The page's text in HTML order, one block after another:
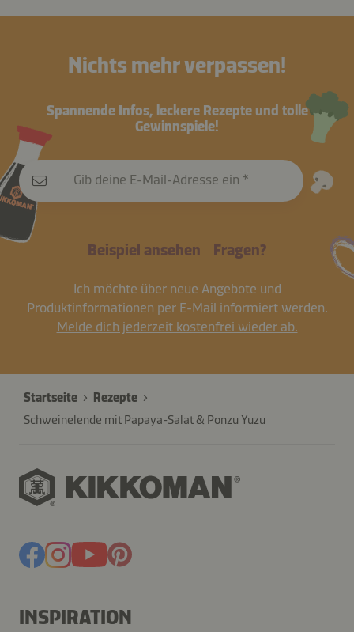
Nichts mehr verpassen!
Spannende Infos, leckere Rezepte und tolle
Gewinnspiele!
Gib deine E-Mail-Adresse ein
Beispiel ansehen Fragen?
Ich möchte über neue Angebote und
Produktinformationen per E-Mail informiert werden.
Melde dich jederzeit kostenfrei wieder ab.
Startseite
Rezepte
Schweinelende mit Papaya-Salat & Ponzu Yuzu
INSPIRATION